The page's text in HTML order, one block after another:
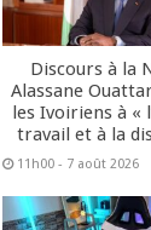
Discours à la
Alassane
les Ivoiriens à «
travail et à la
11h00 - 7 août 2026